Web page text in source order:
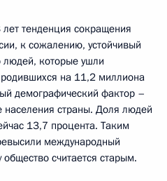
тенденция сокращения
к сожалению, устойчивый
людей, которые ушли
на 11,2 миллиона
демографический фактор –
населения страны. Доля людей
13,7 процента. Таким
международный
общество считается старым.